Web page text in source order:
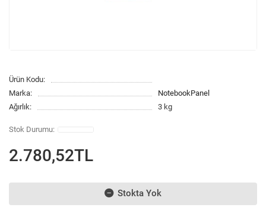
Ürün Kodu:
Marka:
NotebookPanel
Ağırlık:
3 kg
2.780,52TL
Stokta Yok